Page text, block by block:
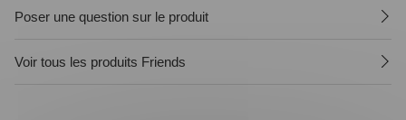
Poser une question sur le produit
Voir tous les produits Friends